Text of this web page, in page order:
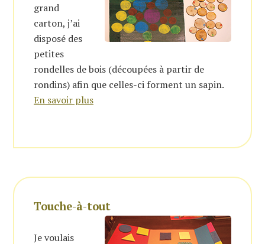
grand
carton, j’ai
disposé des
petites
rondelles de bois (découpées à partir de
rondins) afin que celles-ci forment un sapin.
En savoir plus
Touche-à-tout
Je voulais